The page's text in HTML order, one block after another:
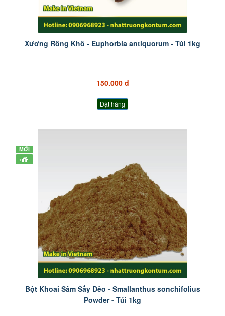
Xương Rồng Khô - Euphorbia antiquorum - Túi 1kg
150.000 đ
Đặt hàng
MỚI
+
Bột Khoai Sâm Sấy Dẻo - Smallanthus sonchifolius
Powder - Túi 1kg